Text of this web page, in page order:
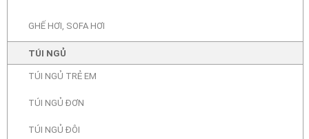
GHẾ HƠI, SOFA HƠI
TÚI NGỦ
TÚI NGỦ TRẺ EM
TÚI NGỦ ĐƠN
TÚI NGỦ ĐÔI